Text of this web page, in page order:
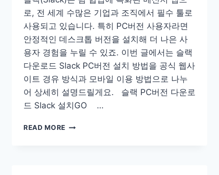
기
시
험
‘운
전
면
허
PLUS’
로, 전 세계 수많은 기업과 조직에서 필수 툴로
사용되고 있습니다. 특히 PC버전 사용자라면
안정적인 데스크톱 버전을 설치해 더 나은 사
용자 경험을 누릴 수 있죠. 이번 글에서는 슬랙
다운로드 Slack PC버전 설치 방법을 공식 웹사
이트 경유 방식과 모바일 이용 방법으로 나누
어 상세히 설명드릴게요. 슬랙 PC버전 다운로
드 Slack 설치GO …
READ MORE 슬